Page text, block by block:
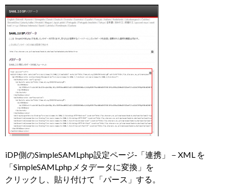
iDP側のSimpleSAMLphp設定ページ‐「連携」－XML を
「SimpleSAMLphpメタデータに変換」を
クリックし、貼り付けて「パース」する。